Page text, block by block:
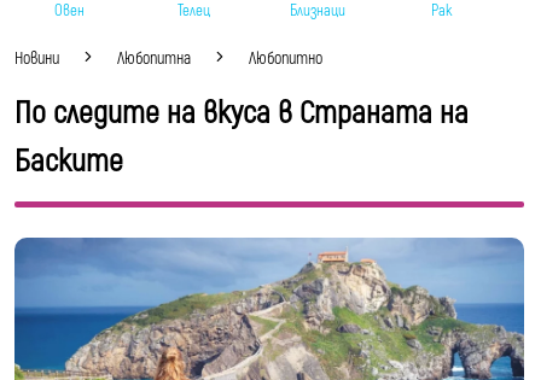
Овен Телец Близнаци Рак
Новини Любопитна Любопитно
По следите на вкуса в Страната на
Баските